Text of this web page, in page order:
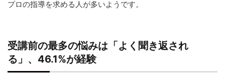
プロの指導を求める人が多いようです。
受講前の最多の悩みは「よく聞き返され
る」、46.1%が経験